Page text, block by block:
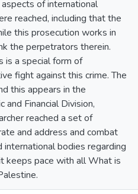
of international
reached, including that the
this prosecution works in
the perpetrators therein.
is a special form of
fight against this crime. The
this appears in the
Financial Division,
reached a set of
and address and combat
bodies regarding
keeps pace with all What is